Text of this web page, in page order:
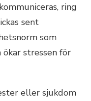
ring
sent
som
ökar stressen för
eller sjukdom